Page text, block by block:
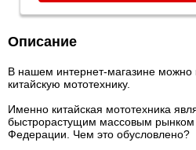
Описание
В нашем интернет-магазине можно
китайскую мототехнику.
Именно китайская мототехника
быстрорастущим массовым рынком
Федерации. Чем это обусловлено?